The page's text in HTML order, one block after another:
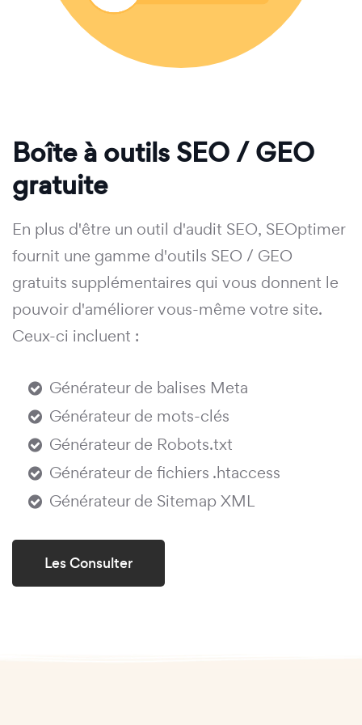
Boîte à outils SEO / GEO
gratuite
En plus d'être un outil d'audit SEO, SEOptimer
fournit une gamme d'outils SEO / GEO
gratuits supplémentaires qui vous donnent le
pouvoir d'améliorer vous-même votre site.
Ceux-ci incluent :
Générateur de balises Meta
Générateur de mots-clés
Générateur de Robots.txt
Générateur de fichiers .htaccess
Générateur de Sitemap XML
Les Consulter